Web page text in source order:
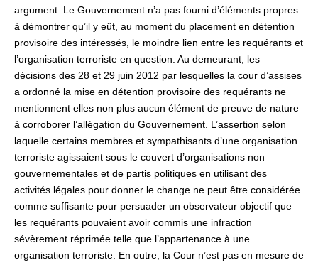
argument. Le Gouvernement n’a pas fourni d’éléments propres
à démontrer qu’il y eût, au moment du placement en détention
provisoire des intéressés, le moindre lien entre les requérants et
l’organisation terroriste en question. Au demeurant, les
décisions des 28 et 29 juin 2012 par lesquelles la cour d’assises
a ordonné la mise en détention provisoire des requérants ne
mentionnent elles non plus aucun élément de preuve de nature
à corroborer l’allégation du Gouvernement. L’assertion selon
laquelle certains membres et sympathisants d’une organisation
terroriste agissaient sous le couvert d’organisations non
gouvernementales et de partis politiques en utilisant des
activités légales pour donner le change ne peut être considérée
comme suffisante pour persuader un observateur objectif que
les requérants pouvaient avoir commis une infraction
sévèrement réprimée telle que l’appartenance à une
organisation terroriste. En outre, la Cour n’est pas en mesure de